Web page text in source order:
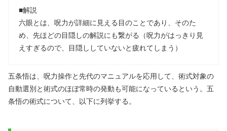
■解説
六眼とは、呪力が詳細に見える目のことであり、そのた
め、先ほどの目隠しの解説にも繋がる（呪力がはっきり見
えすぎるので、目隠ししていないと疲れてしまう）
五条悟は、呪力操作と先代のマニュアルを応用して、術式対象の
自動選別と術式のほぼ常時の発動も可能になっているという。五
条悟の術式について、以下に列挙する。